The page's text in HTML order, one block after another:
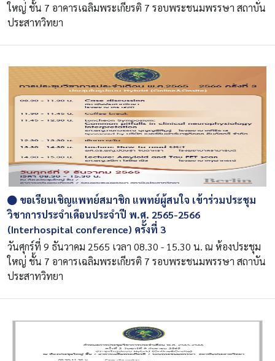
ใหญ่ ชั้น 7 อาคารเฉลิมพระเกียรติ 7 รอบพระชนมพรรษา สถาบัน
ประสาทวิทยา
ขอเรียนเชิญแพทย์สมาชิก แพทย์ผู้สนใจ เข้าร่วมประชุม
วิชาการประจำเดือนประจำปี พ.ศ. 2565-2566
(Interhospital conference) ครั้งที่ 3
วันศุกร์ที่ 9 ธันวาคม 2565 เวลา 08.30 - 15.30 น. ณ ห้องประชุม
ใหญ่ ชั้น 7 อาคารเฉลิมพระเกียรติ 7 รอบพระชนมพรรษา สถาบัน
ประสาทวิทยา